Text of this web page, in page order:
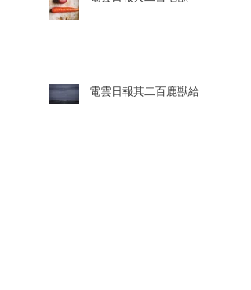
電雲日報其二百鹿獣給